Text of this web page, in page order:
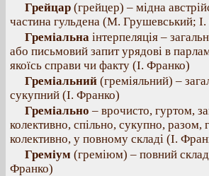
Грейцар (грейцер) – мідна
частина гульдена (М. Грушевський;
Греміальна інтерпеляція –
або письмовий запит урядові в
якоїсь справи чи факту (І. Франко)
Греміальний (греміяльний) –
сукупний (І. Франко)
Греміально – врочисто, гуртом,
колективно, спільно, сукупно,
колективно, у повному складі (І.
Греміум (греміюм) – повний склад
Франко)